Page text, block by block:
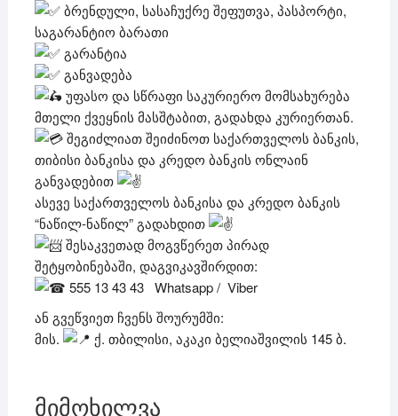
ბრენდული, სასაჩუქრე შეფუთვა, პასპორტი,
საგარანტიო ბარათი
გარანტია
განვადება
უფასო და სწრაფი საკურიერო მომსახურება
მთელი ქვეყნის მასშტაბით, გადახდა კურიერთან.
შეგიძლიათ შეიძინოთ საქართველოს ბანკის,
თიბისი ბანკისა და კრედო ბანკის ონლაინ
განვადებით
ასევე საქართველოს ბანკისა და კრედო ბანკის
“ნაწილ-ნაწილ” გადახდით
შესაკვეთად მოგვწერეთ პირად
შეტყობინებაში, დაგვიკავშირდით:
555 13 43 43 Whatsapp / Viber
ან გვეწვიეთ ჩვენს შოურუმში:
მის.
ქ. თბილისი, აკაკი ბელიაშვილის 145 ბ.
მიმოხილვა